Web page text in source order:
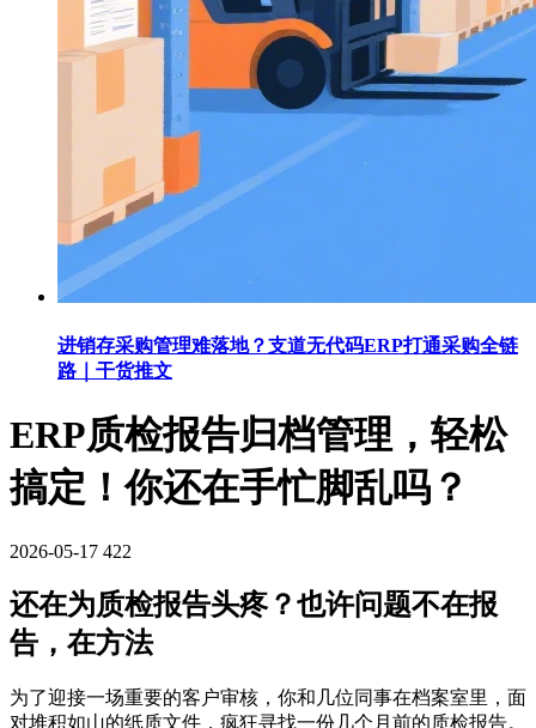
进销存采购管理难落地？支道无代码ERP打通采购全链
路｜干货推文
ERP质检报告归档管理，轻松
搞定！你还在手忙脚乱吗？
2026-05-17 422
还在为质检报告头疼？也许问题不在报
告，在方法
为了迎接一场重要的客户审核，你和几位同事在档案室里，面
对堆积如山的纸质文件，疯狂寻找一份几个月前的质检报告。